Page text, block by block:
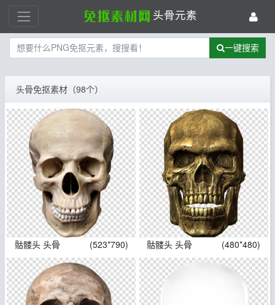
头骨元素
一键搜索
头骨免抠素材（98个）
骷髅头 头骨 (523*790) 骷髅头 头骨 (480*480)